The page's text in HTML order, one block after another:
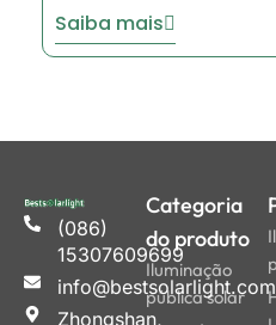
Saiba mais
(086)
15307609699
info@bestsolarlight.com
Zhongshan,
Categoria
do produto
Iluminação
pública solar